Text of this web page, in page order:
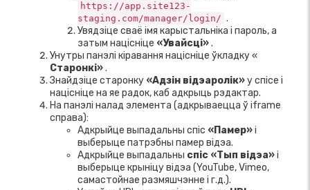
https://app.site123-
staging.com/manager/login/ .
Увядзіце сваё імя карыстальніка і пароль, а
затым націсніце «Увайсці».
Унутры панэлі кіравання націсніце ўкладку «
Старонкі».
Знайдзіце старонку «Адзін відэаролік»у спісе і
націсніце на яе радок, каб адкрыць рэдактар.
На панэлі налад элемента (адкрываецца ў iframe
справа):
Адкрыйце выпадальны спіс «Памер»і
выберыце патрэбны памер відэа.
Адкрыйце выпадальны спіс «Тып відэа»і
выберыце крыніцу відэа (YouTube, Vimeo,
самастойнае размяшчэнне і г.д.).